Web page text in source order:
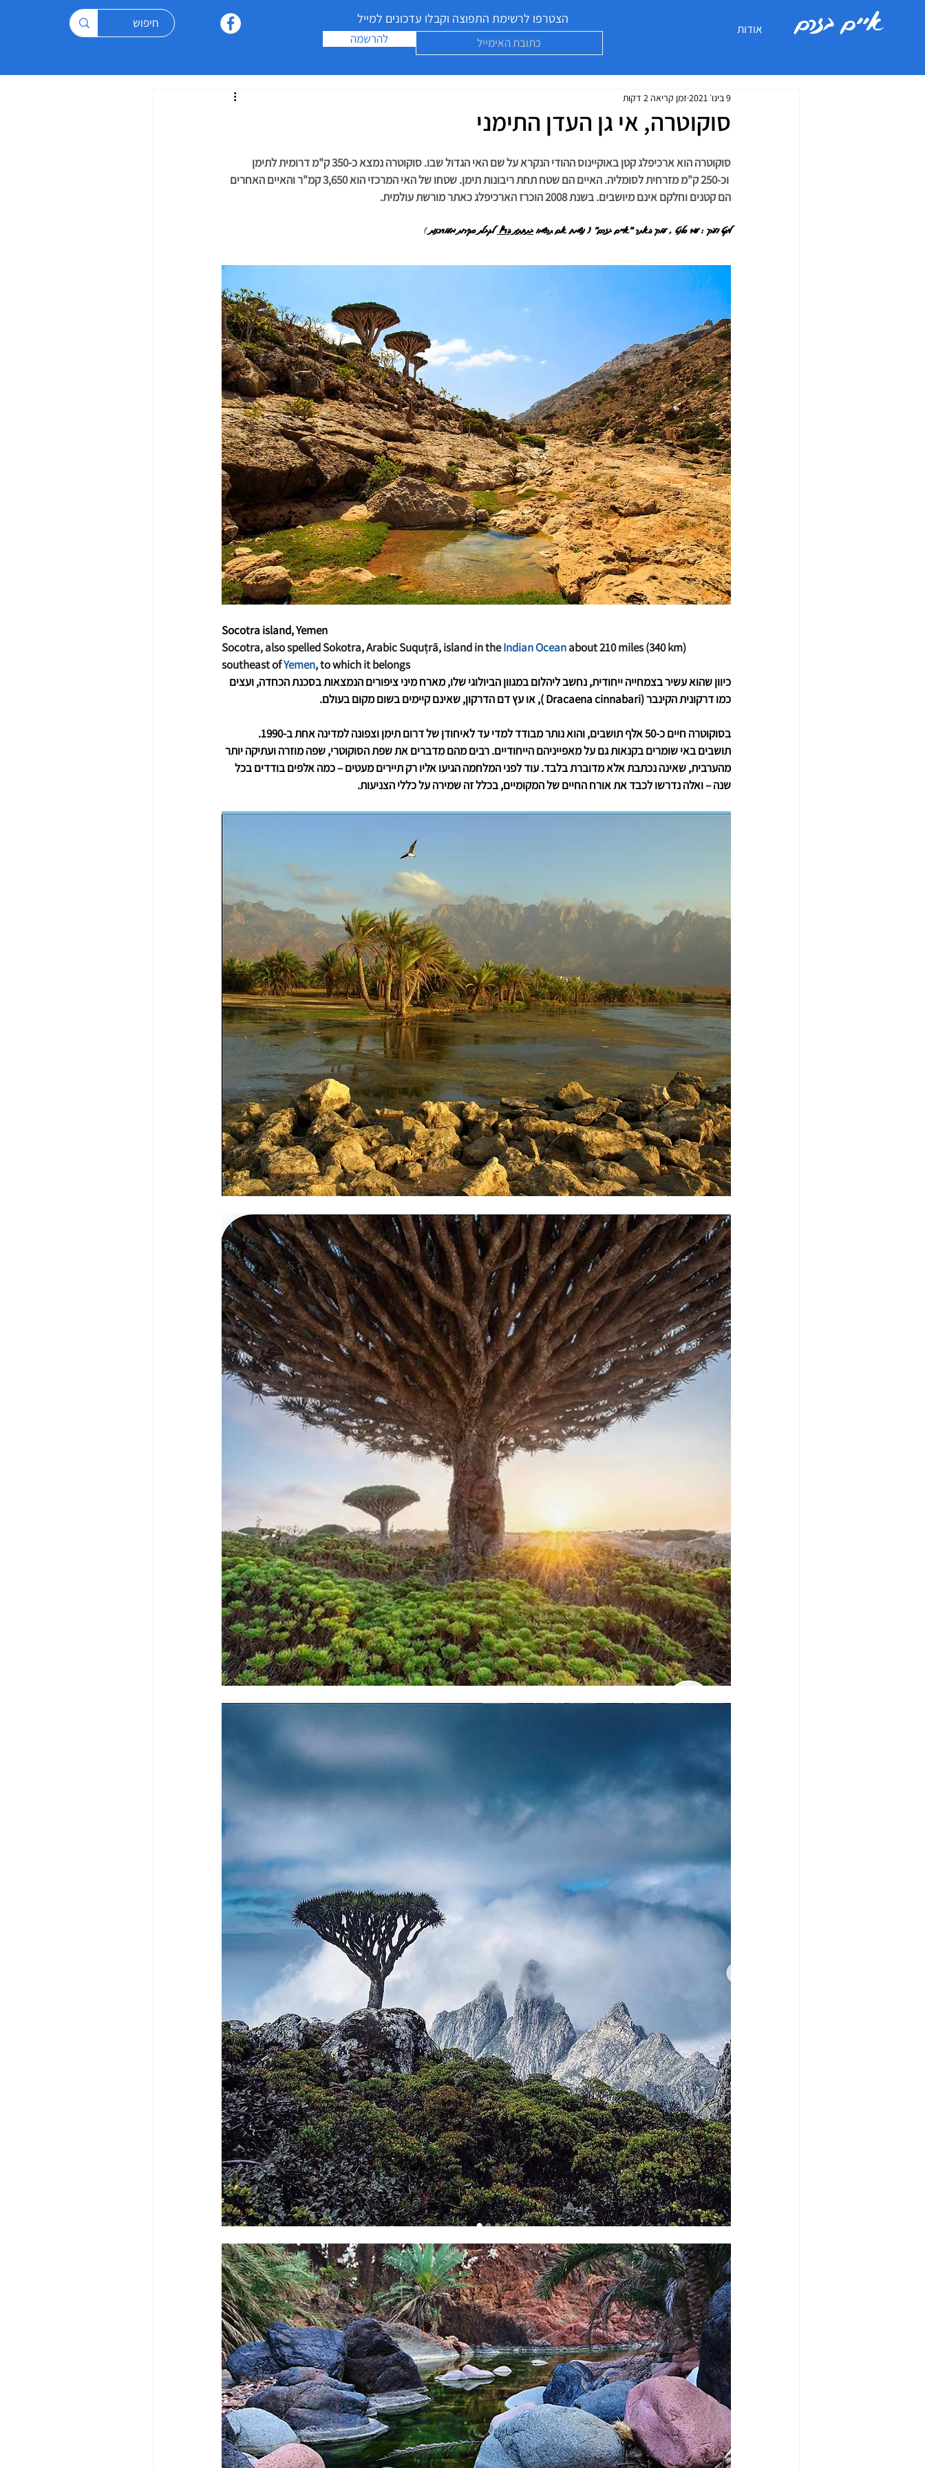
הצטרפו לרשימת התפוצה וקבלו עדכונים למייל
להרשמה
אודות איים בזרם
סוקוטרה, אי גן העדן התימני
9 בינו׳ 2021 זמן קריאה 2 דקות
סוקוטרה הוא ארכיפלג קטן באוקיינוס ההודי הנקרא על שם האי הגדול שבו. סוקוטרה נמצא כ-350 ק"מ דרומית לתימן
וכ-250 ק"מ מזרחית לסומליה. האיים הם שטח תחת ריבונות תימן. שטחו של האי המרכזי הוא 3,650 קמ"ר והאיים האחרים
הם קטנים וחלקם אינם מיושבים. בשנת 2008 הוכרז הארכיפלג כאתר מורשת עולמית.
ליקט וערך : עמי סלנט , עורך האתר "איים בזרם" ( נשמח אם תרשמו בתחתית הדף לקבלת סקירות מעודכנות )
Socotra island, Yemen
Socotra, also spelled Sokotra, Arabic Suquṭrā, island in the Indian Ocean about 210 miles (340 km)
southeast of Yemen, to which it belongs
כיוון שהוא עשיר בצמחייה ייחודית, נחשב ליהלום במגוון הביולוגי שלו, מארח מיני ציפורים הנמצאות בסכנת הכחדה, ועצים
כמו דרקונית הקינבר (Dracaena cinnabari ), או עץ דם הדרקון, שאינם קיימים בשום מקום בעולם.
בסוקוטרה חיים כ-50 אלף תושבים, והוא נותר מבודד למדי עד לאיחודן של דרום תימן וצפונה למדינה אחת ב-1990.
תושבים באי שומרים בקנאות גם על מאפייניהם הייחודיים. רבים מהם מדברים את שפת הסוקוטרי, שפה מוזרה ועתיקה יותר
מהערבית, שאינה נכתבת אלא מדוברת בלבד. עוד לפני המלחמה הגיעו אליו רק תיירים מעטים – כמה אלפים בודדים בכל
שנה – ואלה נדרשו לכבד את אורח החיים של המקומיים, בכלל זה שמירה על כללי הצניעות.